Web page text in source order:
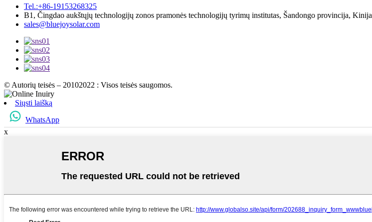
Tel.:+86-19153268325
B1, Čingdao aukštųjų technologijų zonos pramonės technologijų tyrimų institutas, Šandongo provincija, Kinija
sales@bluejoysolar.com
© Autorių teisės – 20102022 : Visos teisės saugomos.
Siųsti laišką
WhatsApp
x